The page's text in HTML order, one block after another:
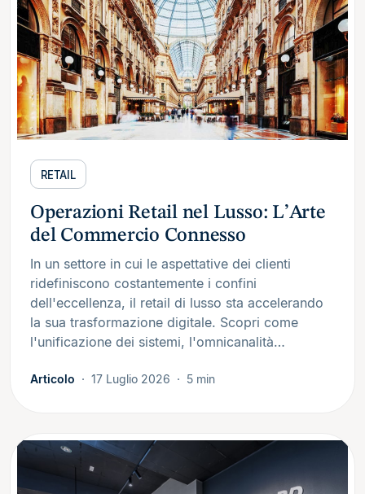
RETAIL
Operazioni Retail nel Lusso: L’Arte
del Commercio Connesso
In un settore in cui le aspettative dei clienti
ridefiniscono costantemente i confini
dell'eccellenza, il retail di lusso sta accelerando
la sua trasformazione digitale. Scopri come
l'unificazione dei sistemi, l'omnicanalità…
Articolo 17 Luglio 2026 5 min